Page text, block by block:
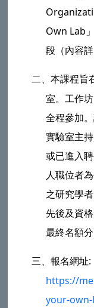
Own Lab
段（內容
二、本課程旨
室。工作
全程參加
實驗室主
或已進入
人職位者
之研究學
先後及資
最終名額
三、報名網址:
https://
your-own-